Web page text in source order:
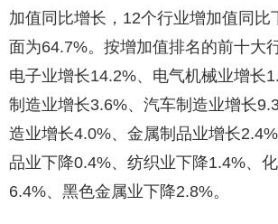
加值同比增长，12个行业增加值同比
面为64.7%。按增加值排名的前十大
电子业增长14.2%、电气机械业增长
制造业增长3.6%、汽车制造业增长
造业增长4.0%、金属制品业增长
品业下降0.4%、纺织业下降1.4%、
6.4%、黑色金属业下降2.8%。